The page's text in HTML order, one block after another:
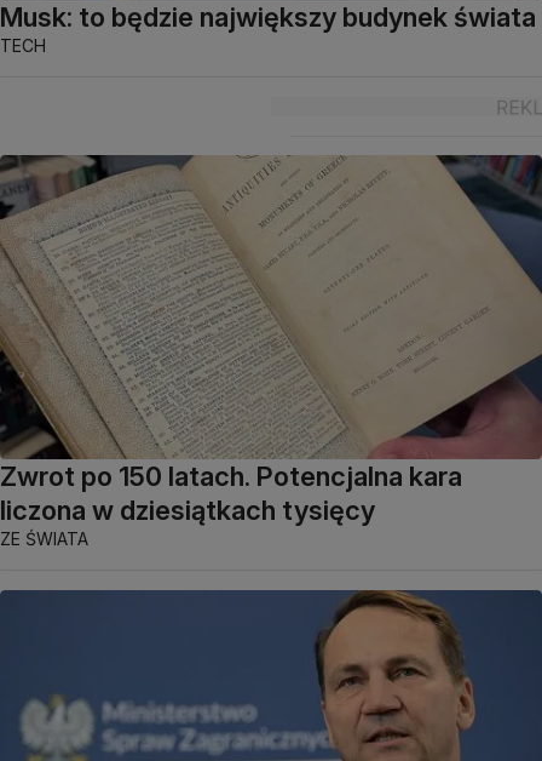
Musk: to będzie największy budynek świata
TECH
Zwrot po 150 latach. Potencjalna kara
liczona w dziesiątkach tysięcy
ZE ŚWIATA